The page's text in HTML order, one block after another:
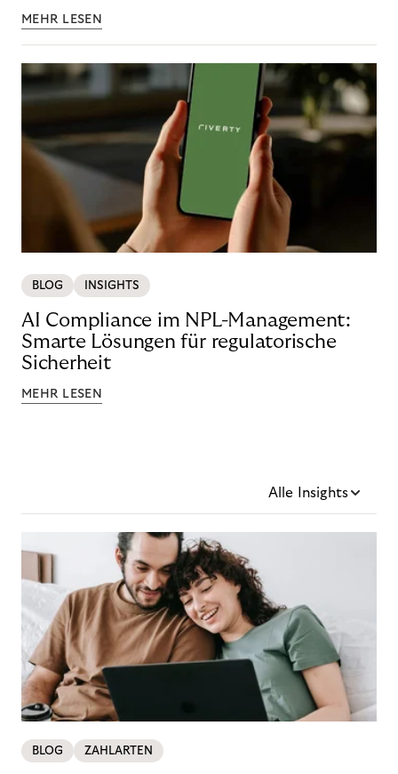
MEHR LESEN
BLOG INSIGHTS
AI Compliance im NPL-Management:
Smarte Lösungen für regulatorische
Sicherheit
MEHR LESEN
Alle Insights
BLOG ZAHLARTEN